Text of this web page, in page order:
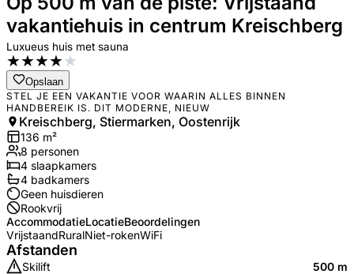
vakantiehuis in centrum Kreischberg
Luxueus huis met sauna
★★★★★
Opslaan
STEL JE EEN VAKANTIE VOOR WAARIN ALLES BINNEN
HANDBEREIK IS. DIT MODERNE, NIEUW
Kreischberg, Stiermarken, Oostenrijk
136 m²
8 personen
4 slaapkamers
4 badkamers
Geen huisdieren
Rookvrij
AccommodatieLocatieBeoordelingen
VrijstaandRuralNiet-rokenWiFi
Afstanden
Skilift
500 m